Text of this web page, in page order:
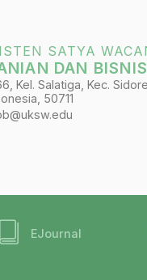
SATYA
DAN BISNIS
Kel. Salatiga, Kec.
50711
EJournal